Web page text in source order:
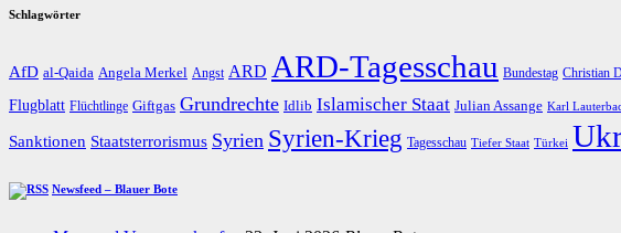
Schlagwörter
AfD al-Qaida Angela Merkel Angst ARD ARD-Tagesschau Bundestag Christian
Flugblatt Flüchtlinge Giftgas Grundrechte Idlib Islamischer Staat Julian Assange Karl
Sanktionen Staatsterrorismus Syrien Syrien-Krieg Tagesschau Tiefer Staat Türkei
Newsfeed – Blauer Bote